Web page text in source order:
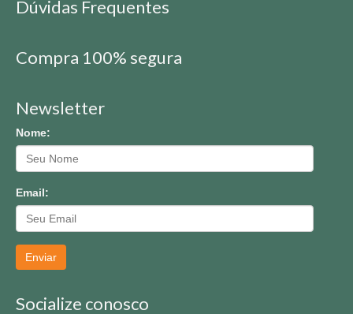
Dúvidas Frequentes
Compra 100% segura
Newsletter
Nome:
Email:
Enviar
Socialize conosco